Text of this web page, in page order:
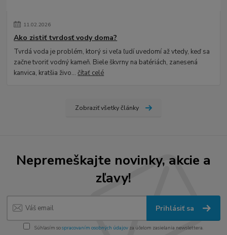
11.02.2026
Ako zistiť tvrdosť vody doma?
Tvrdá voda je problém, ktorý si veľa ľudí uvedomí až vtedy, keď sa
začne tvoriť vodný kameň. Biele škvrny na batériách, zanesená
kanvica, kratšia živo...čítať celé
Zobraziť všetky články
Nepremeškajte novinky, akcie a
zľavy!
Prihlásiť sa
Súhlasím sospracovaním osobných údajov za účelom zasielania newslettera.